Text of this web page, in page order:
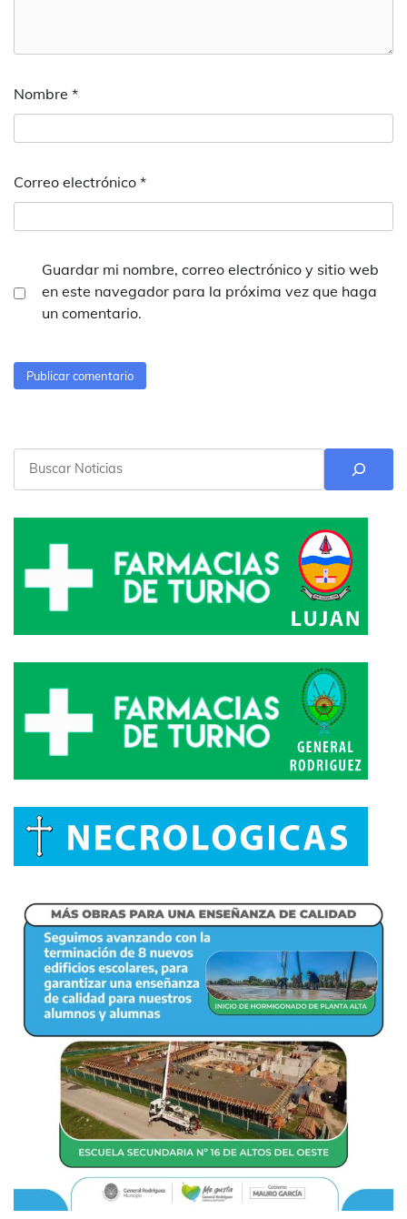
Nombre *
Correo electrónico *
Guardar mi nombre, correo electrónico y sitio web
en este navegador para la próxima vez que haga
un comentario.